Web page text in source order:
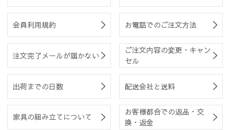
会員利用規約 お電話でのご注文方法
注文完了メールが届かない
ご注文内容の変更・キャン
セル
出荷までの日数 配送会社と送料
家具の組み立てについて
お客様都合での返品・交
換・返金